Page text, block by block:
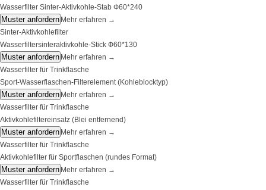
Wasserfilter Sinter-Aktivkohle-Stab Ф60*240
Muster anfordern Mehr erfahren →
Sinter-Aktivkohlefilter
Wasserfiltersinteraktivkohle-Stick Ф60*130
Muster anfordern Mehr erfahren →
Wasserfilter für Trinkflasche
Sport-Wasserflaschen-Filterelement (Kohleblocktyp)
Muster anfordern Mehr erfahren →
Wasserfilter für Trinkflasche
Aktivkohlefiltereinsatz (Blei entfernend)
Muster anfordern Mehr erfahren →
Wasserfilter für Trinkflasche
Aktivkohlefilter für Sportflaschen (rundes Format)
Muster anfordern Mehr erfahren →
Wasserfilter für Trinkflasche